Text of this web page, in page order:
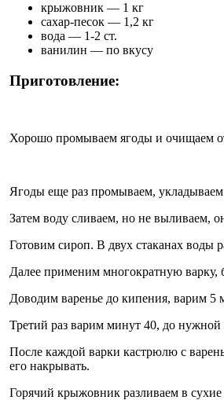
крыжовник — 1 кг
сахар-песок — 1,2 кг
вода — 1-2 ст.
ванилин — по вкусу
Приготовление:
Хорошо промываем ягоды и очищаем от
Ягоды еще раз промываем,
Затем воду сливаем, но не выливаем,
Готовим сироп. В двух стаканах воды
Далее применим многократную варку,
Доводим варенье до кипения, варим 5
Третий раз варим минут 40, до
После каждой варки кастрюлю с
его накрывать.
Горячий крыжовник разливаем в